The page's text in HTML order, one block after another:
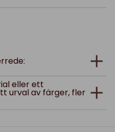
eller ett
urval av färger, fler